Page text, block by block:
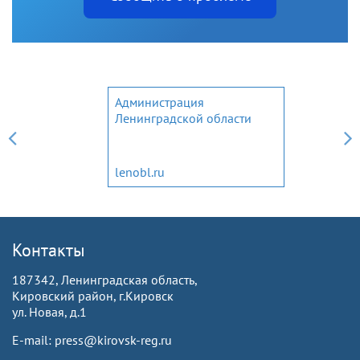
Администрация
Ленинградской области
lenobl.ru
Контакты
187342, Ленинградская область,
Кировский район, г.Кировск
ул. Новая, д.1
E-mail: press@kirovsk-reg.ru